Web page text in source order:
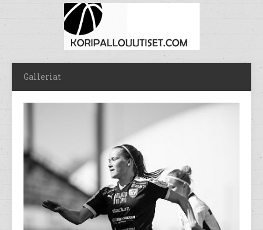
Galleriat